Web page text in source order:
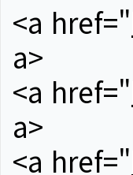
<a href="
a>
<a href="
a>
<a href="